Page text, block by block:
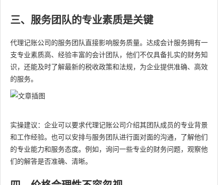
三、服务团队的专业素质是关键
代理记账公司的服务团队直接影响服务质量。达成会计服务拥有一
支专业素质高、经验丰富的会计团队，他们不仅具备扎实的财务知
识，还能及时了解最新的税收政策和法规，为企业提供准确、高效
的服务。
实操建议：企业可以要求代理记账公司介绍其团队成员的专业背景
和工作经验。也可以安排与服务团队进行面对面的沟通，了解他们
的专业能力和服务态度。例如，询问一些专业的财务问题，观察他
们的解答是否准确、清晰。